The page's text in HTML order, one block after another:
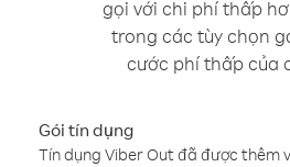
gọi với chi phí thấp
trong các tùy chọn
cước phí thấp của
Gói tín dụng
Tín dụng Viber Out đã được thêm